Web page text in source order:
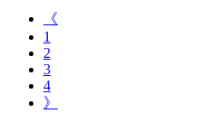
《
1
2
3
4
》